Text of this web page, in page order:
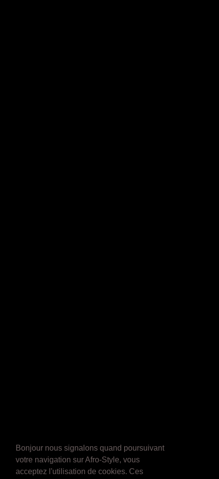
Bonjour nous signalons quand poursuivant
votre navigation sur Afro-Style, vous
acceptez l'utilisation de cookies. Ces